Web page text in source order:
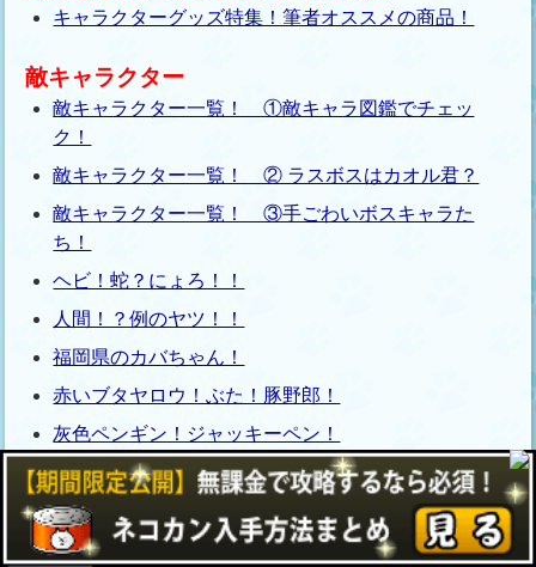
キャラクターグッズ特集！筆者オススメの商品！
敵キャラクター
敵キャラクター一覧！ ①敵キャラ図鑑でチェッ
ク！
敵キャラクター一覧！ ② ラスボスはカオル君？
敵キャラクター一覧！ ③手ごわいボスキャラた
ち！
ヘビ！蛇？にょろ！！
人間！？例のヤツ！！
福岡県のカバちゃん！
赤いブタヤロウ！ぶた！豚野郎！
灰色ペンギン！ジャッキーペン！
ブサイクなゴリラ！ゴリさん！
特徴のない羊！メェメェ！